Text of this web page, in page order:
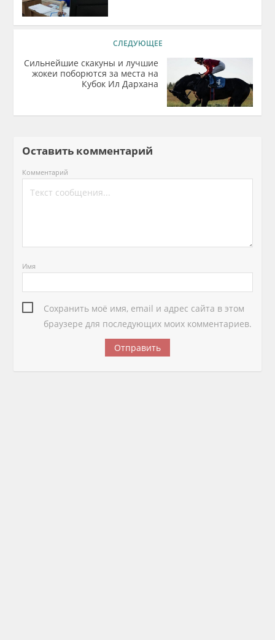
СЛЕДУЮЩЕЕ
Сильнейшие скакуны и лучшие
жокеи поборются за места на
Кубок Ил Дархана
Оставить комментарий
Комментарий
Имя
Сохранить моё имя, email и адрес сайта в этом
браузере для последующих моих комментариев.